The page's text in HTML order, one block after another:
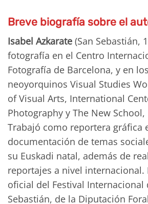
Breve biografía sobre el
Isabel Azkarate (San Sebastián,
fotografía en el Centro
Fotografía de Barcelona, y en
neoyorquinos Visual Studies
of Visual Arts, International
Photography y The New
Trabajó como reportera gráfica
documentación de temas
su Euskadi natal, además de
reportajes a nivel internacional.
oficial del Festival Internacional
Sebastián, de la Diputación